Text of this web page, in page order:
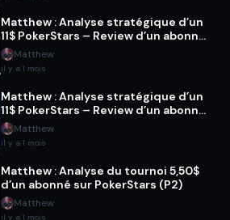
Matthew : Analyse stratégique d’un
11$ PokerStars – Review d’un abonné
(P2)Matthew
il y a 1 mois
Matthew : Analyse stratégique d’un
11$ PokerStars – Review d’un abonné
(P1)Matthew
il y a 1 mois
Matthew : Analyse du tournoi 5,50$
d’un abonné sur PokerStars (P2)
Matthew
il y a 1 mois